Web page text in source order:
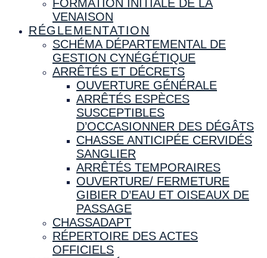
FORMATION INITIALE DE LA
VENAISON
RÉGLEMENTATION
SCHÉMA DÉPARTEMENTAL DE
GESTION CYNÉGÉTIQUE
ARRÊTÉS ET DÉCRETS
OUVERTURE GÉNÉRALE
ARRÊTÉS ESPÈCES
SUSCEPTIBLES
D’OCCASIONNER DES DÉGÂTS
CHASSE ANTICIPÉE CERVIDÉS
SANGLIER
ARRÊTÉS TEMPORAIRES
OUVERTURE/ FERMETURE
GIBIER D’EAU ET OISEAUX DE
PASSAGE
CHASSADAPT
RÉPERTOIRE DES ACTES
OFFICIELS